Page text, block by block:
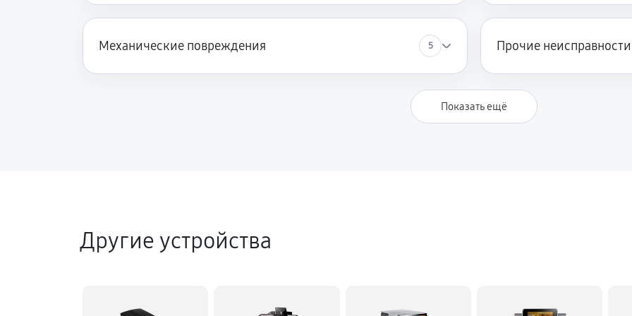
Механические повреждения 5 Прочие неисправности
Показать ещё
Другие устройства